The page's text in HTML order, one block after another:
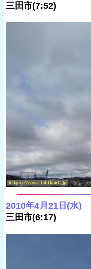
三田市(7:52)
2010年4月21日(水)
三田市(6:17)